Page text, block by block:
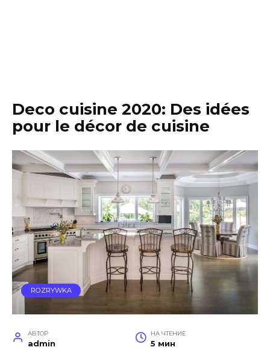
Deco cuisine 2020: Des idées
pour le décor de cuisine
ROZRYWKA
АВТОР
admin
НА ЧТЕНИЕ
5 мин